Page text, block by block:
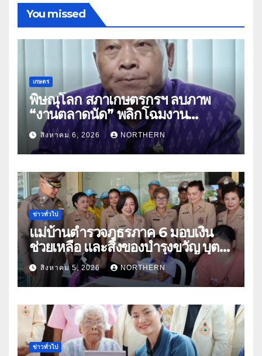
You missed
เกษตร
พิษณุโลก สภาเกษตรกรฯ ลบภาพ
“งานตลาดนัด” พลิกโฉมงาน
“เกษตรรุ่งเรืองเมืองสองแคว 69” มุ่ง
ประโยชน์เกษตรกร ดึงนวัตกรรม-จับ
คู่ธุรกิจดันสินค้าเกษตรสู่สากล (คลิป)
สิงหาคม 6, 2026 NORTHERN
ข่าวทั่วไป
แม่บ้านตำรวจภูธรภาค 6 มอบเงิน
ช่วยเหลือ และสิ่งของบำรุงขวัญ บุตร-
ธิดา ข้าราชการตำรวจจังหวัด
อุทัยธานี
สิงหาคม 5, 2026 NORTHERN
ข่าวทั่วไป